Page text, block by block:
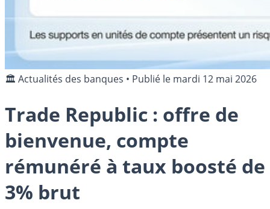
🏛️ Actualités des banques • Publié le mardi 12 mai 2026
Trade Republic : offre de
bienvenue, compte
rémunéré à taux boosté de
3% brut